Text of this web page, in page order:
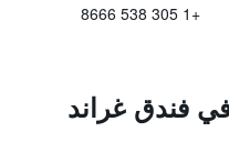
+1 305 538 8666
في فندق غراند